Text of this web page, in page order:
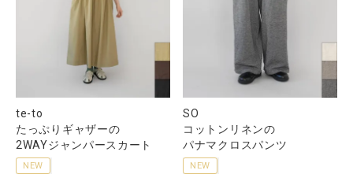
CATEGORY
ナチュラル服
ファッション雑貨
生活雑貨
te-to
たっぷりギャザーの
2WAYジャンパースカート
NEW
SO
コットンリネンの
パナマクロスパンツ
NEW